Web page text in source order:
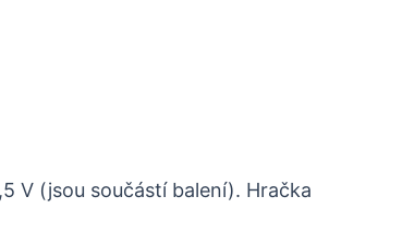
V (jsou součástí balení). Hračka